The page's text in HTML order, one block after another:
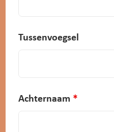
Tussenvoegsel
Achternaam *